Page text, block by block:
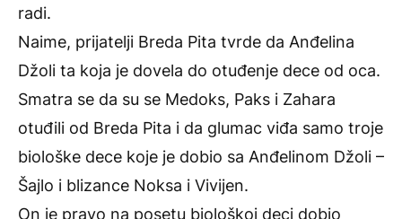
radi.
Naime, prijatelji Breda Pita tvrde da Anđelina
Džoli ta koja je dovela do otuđenje dece od oca.
Smatra se da su se Medoks, Paks i Zahara
otuđili od Breda Pita i da glumac viđa samo troje
biološke dece koje je dobio sa Anđelinom Džoli –
Šajlo i blizance Noksa i Vivijen.
On je pravo na posetu biološkoj deci dobio